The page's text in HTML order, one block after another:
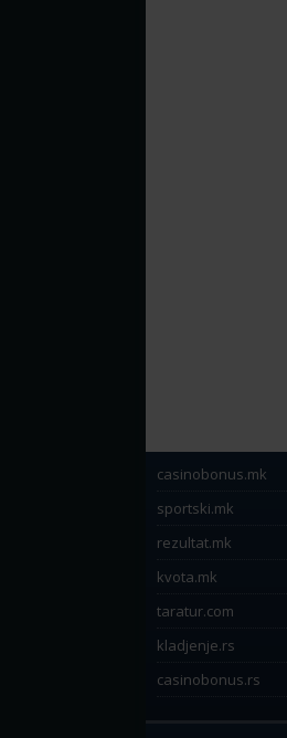
casinobonus.mk
sportski.mk
rezultat.mk
kvota.mk
taratur.com
kladjenje.rs
casinobonus.rs